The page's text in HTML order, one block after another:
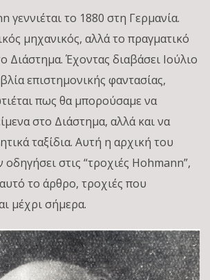
το 1880 στη Γερμανία.
μηχανικός, αλλά το πραγματικό
Διάστημα. Έχοντας διαβάσει Ιούλιο
επιστημονικής φαντασίας,
πως θα μπορούσαμε να
στο Διάστημα, αλλά και να
ταξίδια. Αυτή η αρχική του
οδηγήσει στις “τροχιές Hohmann”,
το άρθρο, τροχιές που
μέχρι σήμερα.